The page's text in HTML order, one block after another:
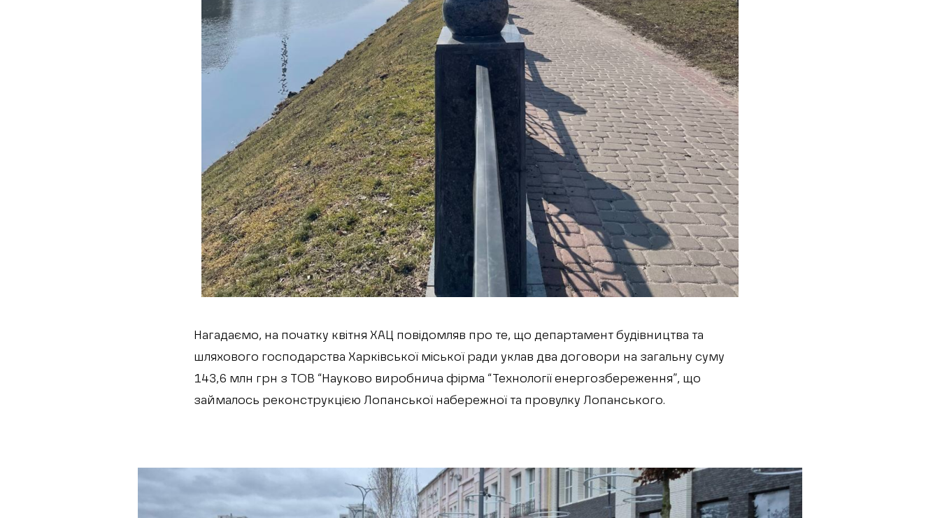
Нагадаємо, на початку квітня ХАЦ повідомляв про те, що департамент будівництва та
шляхового господарства Харківської міської ради уклав два договори на загальну суму
143,6 млн грн з ТОВ “Науково виробнича фірма “Технології енергозбереження”, що
займалось реконструкцією Лопанської набережної та провулку Лопанського.